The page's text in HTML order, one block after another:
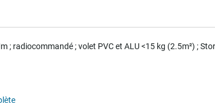
; radiocommandé ; volet PVC et ALU <15 kg (2.5m²) ;